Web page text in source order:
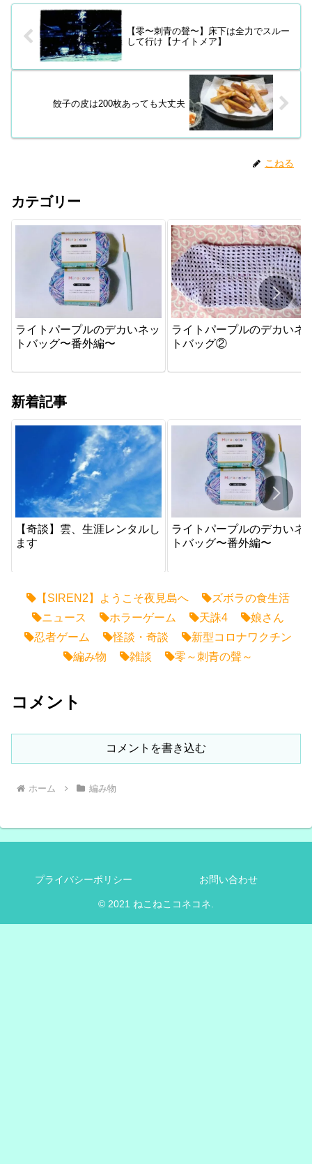
【零〜刺青の聲〜】床下は全力でスルー
して行け【ナイトメア】
餃子の皮は200枚あっても大丈夫
こねる
カテゴリー
ライトパープルのデカいネッ
トバッグ〜番外編〜
ライトパープルのデカいネ
トバッグ②
新着記事
【奇談】雲、生涯レンタルし
ます
ライトパープルのデカいネ
トバッグ〜番外編〜
【SIREN2】ようこそ夜見島へ
ズボラの食生活
ニュース
ホラーゲーム 天誅4
娘さん
忍者ゲーム
怪談・奇談
新型コロナワクチン
編み物
雑談 零～刺青の聲～
コメント
コメントを書き込む
ホーム 編み物
プライバシーポリシー お問い合わせ
© 2021 ねこねこコネコネ.